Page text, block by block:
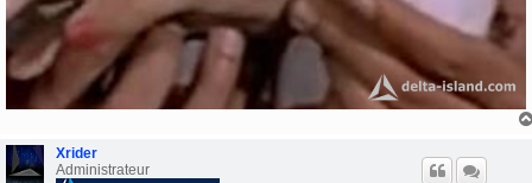
Xrider
Administrateur